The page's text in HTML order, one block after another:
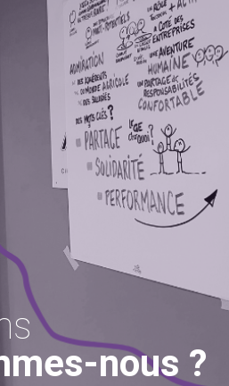
nous ?